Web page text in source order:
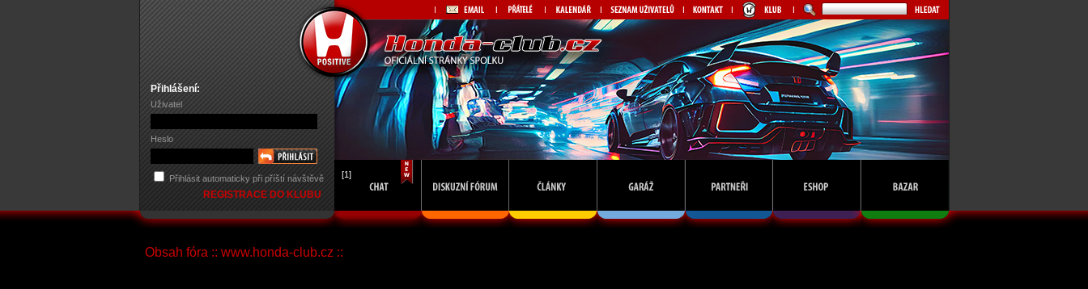
Přihlášení:
Uživatel
Heslo
Přihlásit automaticky při příští návštěvě
REGISTRACE DO KLUBU
[1]
Obsah fóra :: www.honda-club.cz ::